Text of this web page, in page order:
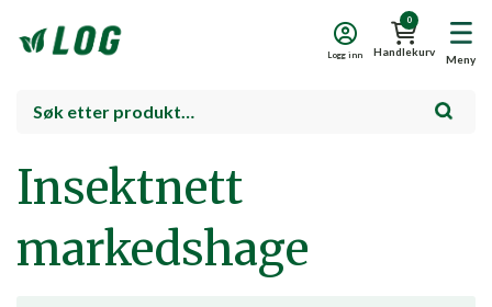
Meny
0
Handlekurv
Logg inn
Insektnett
markedshage